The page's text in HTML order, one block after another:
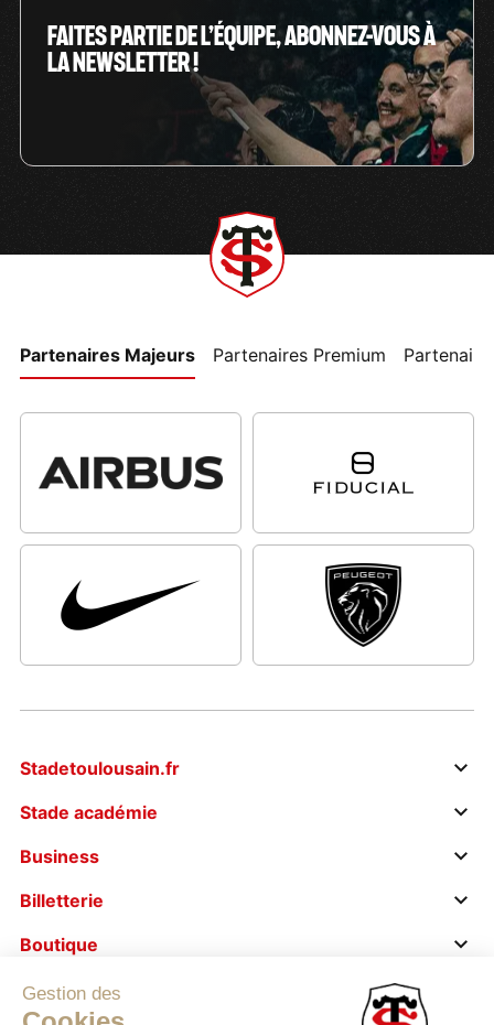
Gestion des
FAITES PARTIE DE L’ÉQUIPE, ABONNEZ-VOUS À
LA NEWSLETTER !
Partenaires Majeurs Partenaires Premium
Stadetoulousain.fr
Stade académie
Business
Billetterie
Boutique
Le stade s’engage